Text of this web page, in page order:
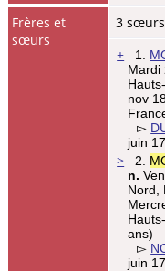
Frères et
sœurs
3 sœurs
+
1.
Mardi
nov
▻
juin
> 2.
n.
Nord,
ans)
▻
juin